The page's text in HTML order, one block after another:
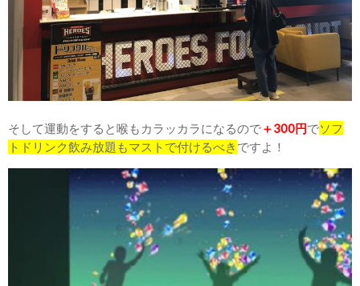
そして運動をすると喉もカラッカラになるので＋300円でソフ
トドリンク飲み放題もマストで付けるべき ですよ！